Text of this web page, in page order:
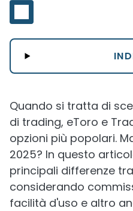
Quando si tratta di
di trading, eToro e
opzioni più popolari.
2025? In questo
principali differenze
considerando
facilità d'uso e altro